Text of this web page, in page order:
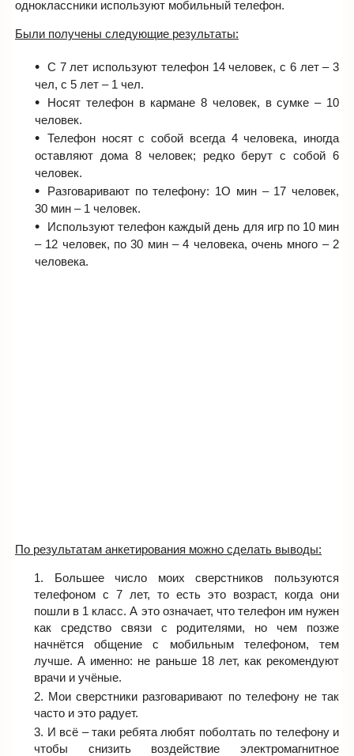
одноклассники используют мобильный телефон.
Были получены следующие результаты:
С 7 лет используют телефон 14 человек, с 6 лет – 3
чел, с 5 лет – 1 чел.
Носят телефон в кармане 8 человек, в сумке – 10
человек.
Телефон носят с собой всегда 4 человека, иногда
оставляют дома 8 человек; редко берут с собой 6
человек.
Разговаривают по телефону: 1О мин – 17 человек,
30 мин – 1 человек.
Используют телефон каждый день для игр по 10 мин
– 12 человек, по 30 мин – 4 человека, очень много – 2
человека.
По результатам анкетирования можно сделать выводы:
Большее число моих сверстников пользуются
телефоном с 7 лет, то есть это возраст, когда они
пошли в 1 класс. А это означает, что телефон им нужен
как средство связи с родителями, но чем позже
начнётся общение с мобильным телефоном, тем
лучше. А именно: не раньше 18 лет, как рекомендуют
врачи и учёные.
Мои сверстники разговаривают по телефону не так
часто и это радует.
И всё – таки ребята любят поболтать по телефону и
чтобы снизить воздействие электромагнитное